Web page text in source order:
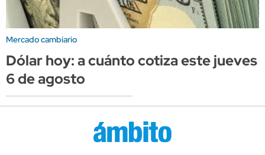
Mercado cambiario
Dólar hoy: a cuánto cotiza este jueves
6 de agosto